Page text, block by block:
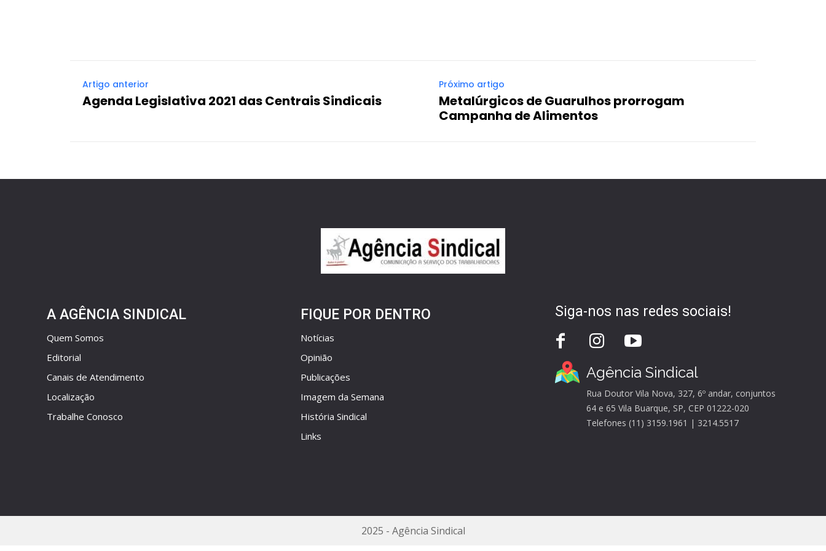
Artigo anterior
Agenda Legislativa 2021 das Centrais Sindicais
Próximo artigo
Metalúrgicos de Guarulhos prorrogam
Campanha de Alimentos
A AGÊNCIA SINDICAL
Quem Somos
Editorial
Canais de Atendimento
Localização
Trabalhe Conosco
FIQUE POR DENTRO
Notícias
Opinião
Publicações
Imagem da Semana
História Sindical
Links
Siga-nos nas redes sociais!
Agência Sindical
Rua Doutor Vila Nova, 327, 6º andar, conjuntos
64 e 65 Vila Buarque, SP, CEP 01222-020
Telefones (11) 3159.1961 | 3214.5517
2025 - Agência Sindical